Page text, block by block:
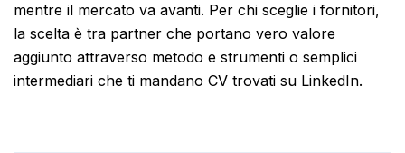
mentre il mercato va avanti. Per chi sceglie i fornitori,
la scelta è tra partner che portano vero valore
aggiunto attraverso metodo e strumenti o semplici
intermediari che ti mandano CV trovati su LinkedIn.